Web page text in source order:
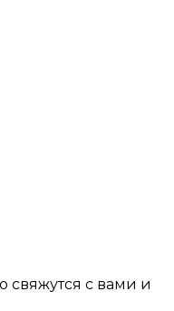
с вами и